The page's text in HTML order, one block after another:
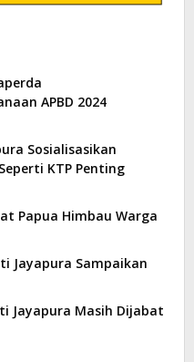
APBD 2024
Sosialisasikan
KTP Penting
Papua Himbau Warga
Jayapura Sampaikan
Jayapura Masih Dijabat